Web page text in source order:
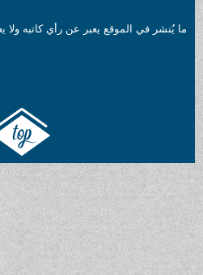
رأي كاتبه ولا يعبر بالضرور عن رأي الرابطة